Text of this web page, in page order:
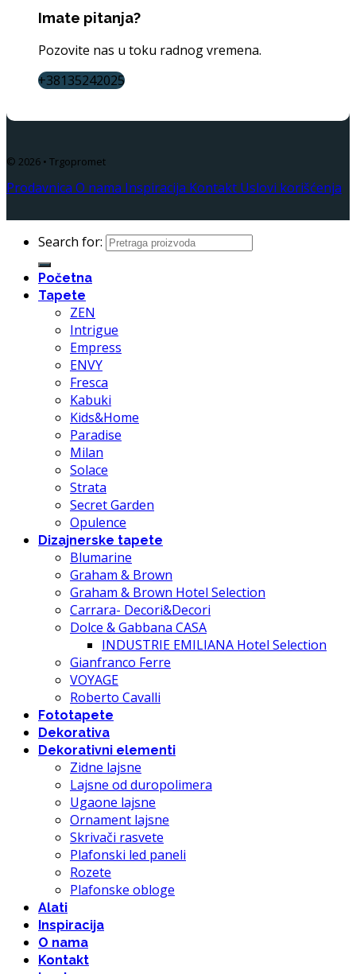
Imate pitanja?
Pozovite nas u toku radnog vremena.
+38135242025
© 2026 • Trgopromet
Prodavnica O nama Inspiracija Kontakt Uslovi korišćenja
Search for:
Početna
Tapete
ZEN
Intrigue
Empress
ENVY
Fresca
Kabuki
Kids&Home
Paradise
Milan
Solace
Strata
Secret Garden
Opulence
Dizajnerske tapete
Blumarine
Graham & Brown
Graham & Brown Hotel Selection
Carrara- Decori&Decori
Dolce & Gabbana CASA
INDUSTRIE EMILIANA Hotel Selection
Gianfranco Ferre
VOYAGE
Roberto Cavalli
Fototapete
Dekorativa
Dekorativni elementi
Zidne lajsne
Lajsne od duropolimera
Ugaone lajsne
Ornament lajsne
Skrivači rasvete
Plafonski led paneli
Rozete
Plafonske obloge
Alati
Inspiracija
O nama
Kontakt